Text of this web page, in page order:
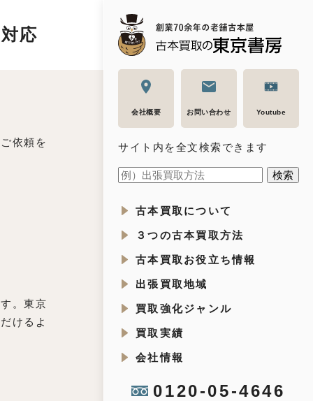
会社概要 お問い合わせ Youtube
サイト内を全文検索できます
古本買取について
３つの古本買取方法
古本買取お役立ち情報
出張買取地域
買取強化ジャンル
買取実績
会社情報
0120-05-4646
応
依頼を
。東京
けるよ